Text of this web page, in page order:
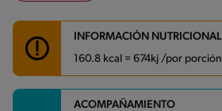
INFORMACIÓN NUTRICIONAL
160.8 kcal = 674kj /por porción
ACOMPAÑAMIENTO